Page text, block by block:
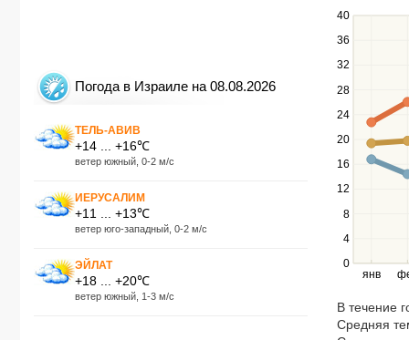
Погода в Израиле на 08.08.2026
ТЕЛЬ-АВИВ
+14 ... +16℃
ветер южный, 0-2 м/с
ИЕРУСАЛИМ
+11 ... +13℃
ветер юго-западный, 0-2 м/с
ЭЙЛАТ
+18 ... +20℃
ветер южный, 1-3 м/с
янв
0
4
8
12
16
20
24
28
32
36
40
Use
the
and
down
to
navigate
between
series.
Use
the
and
right
keys
navigate
through
В течение
Средняя